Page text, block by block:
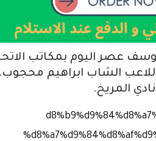
عصر اليوم بمكاتب
الشاب ابراهيم
المريخ.